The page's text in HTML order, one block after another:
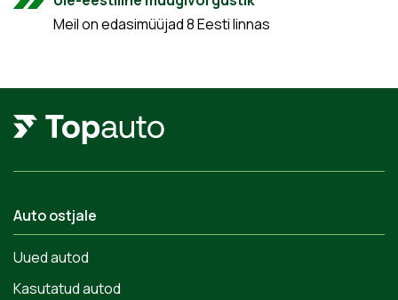
Meil on edasimüüjad 8 Eesti linnas
Auto ostjale
Uued autod
Kasutatud autod